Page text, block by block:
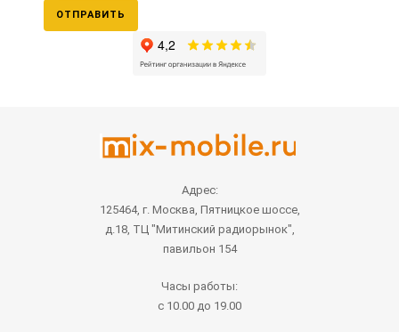
ОТПРАВИТЬ
Адрес:
125464, г. Москва, Пятницкое шоссе,
д.18, ТЦ "Митинский радиорынок",
павильон 154
Часы работы:
с 10.00 до 19.00